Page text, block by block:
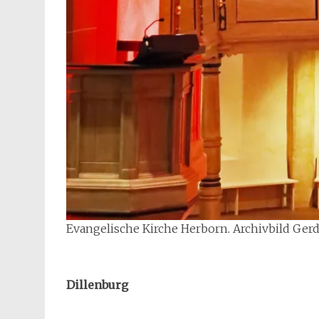
Evangelische Kirche Herborn. Archivbild
Dillenburg